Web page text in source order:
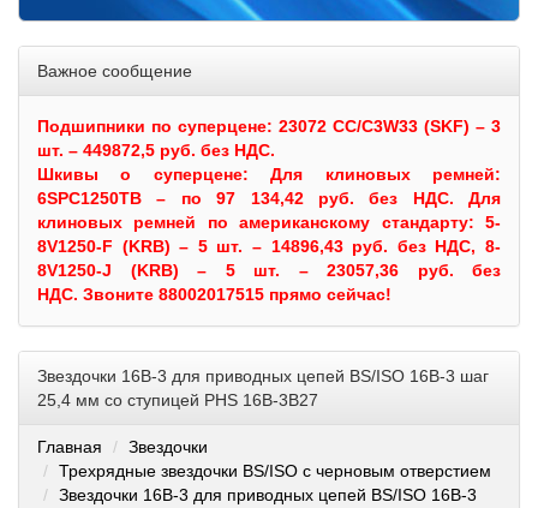
Важное сообщение
Подшипники по суперцене: 23072 CC/C3W33 (SKF) – 3
шт. – 449872,5 руб. без НДС.
Шкивыо суперцене:Для клиновых ремней:
6SPC1250TB – по 97 134,42 руб. без НДС. Для
клиновых ремней по американскому стандарту: 5-
8V1250-F (KRB) – 5 шт. – 14896,43 руб. без НДС, 8-
8V1250-J (KRB) – 5 шт. – 23057,36 руб. без
НДС. Звоните 88002017515 прямо сейчас!
Звездочки 16B-3 для приводных цепей BS/ISO 16B-3 шаг
25,4 мм со ступицей PHS 16B-3B27
Главная
Звездочки
Трехрядные звездочки BS/ISO с черновым отверстием
Звездочки 16B-3 для приводных цепей BS/ISO 16B-3